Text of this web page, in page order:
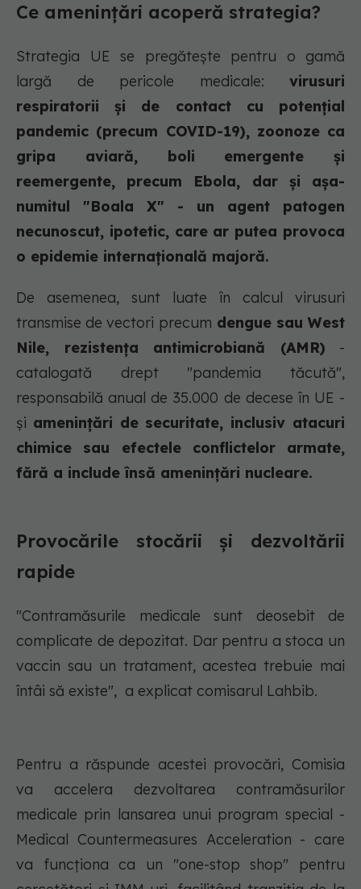
Ce amenințări acoperă strategia?
Strategia UE se pregătește pentru o gamă
largă de pericole medicale: virusuri
respiratorii și de contact cu potențial
pandemic (precum COVID-19), zoonoze ca
gripa aviară, boli emergente și
reemergente, precum Ebola, dar și așa-
numitul "Boala X" - un agent patogen
necunoscut, ipotetic, care ar putea provoca
o epidemie internațională majoră.
De asemenea, sunt luate în calcul virusuri
transmise de vectori precum dengue sau West
Nile, rezistența antimicrobiană (AMR) -
catalogată drept "pandemia tăcută",
responsabilă anual de 35.000 de decese în UE -
și amenințări de securitate, inclusiv atacuri
chimice sau efectele conflictelor armate,
fără a include însă amenințări nucleare.
Provocările stocării și dezvoltării
rapide
"Contramăsurile medicale sunt deosebit de
complicate de depozitat. Dar pentru a stoca un
vaccin sau un tratament, acestea trebuie mai
întâi să existe", a explicat comisarul Lahbib.
Pentru a răspunde acestei provocări, Comisia
va accelera dezvoltarea contramăsurilor
medicale prin lansarea unui program special -
Medical Countermeasures Acceleration - care
va funcționa ca un "one-stop shop" pentru